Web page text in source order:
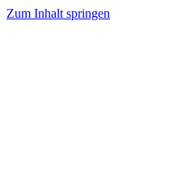
Zum Inhalt springen